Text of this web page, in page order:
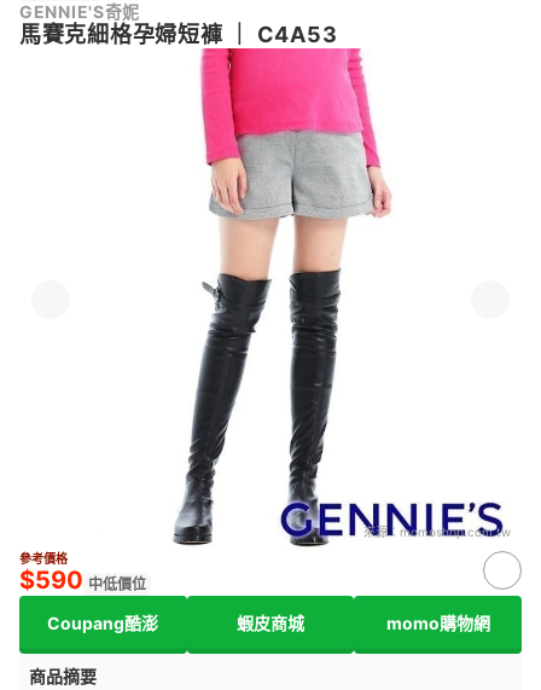
GENNIE'S奇妮
馬賽克細格孕婦短褲 C4A53
來源： momoshop.com.tw
參考價格
$590 中低價位
Coupang酷澎 蝦皮商城 momo購物網
商品摘要